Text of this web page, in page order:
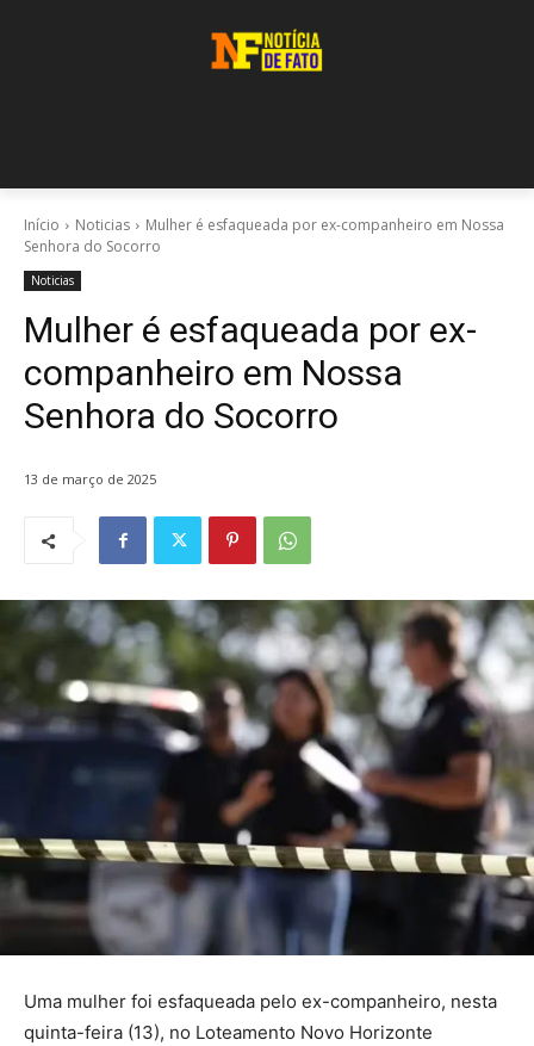
Início Noticias
Mulher é esfaqueada por ex-companheiro em Nossa
Senhora do Socorro
Noticias
Mulher é esfaqueada por ex-
companheiro em Nossa
Senhora do Socorro
13 de março de 2025
Uma mulher foi esfaqueada pelo ex-companheiro, nesta
quinta-feira (13), no Loteamento Novo Horizonte